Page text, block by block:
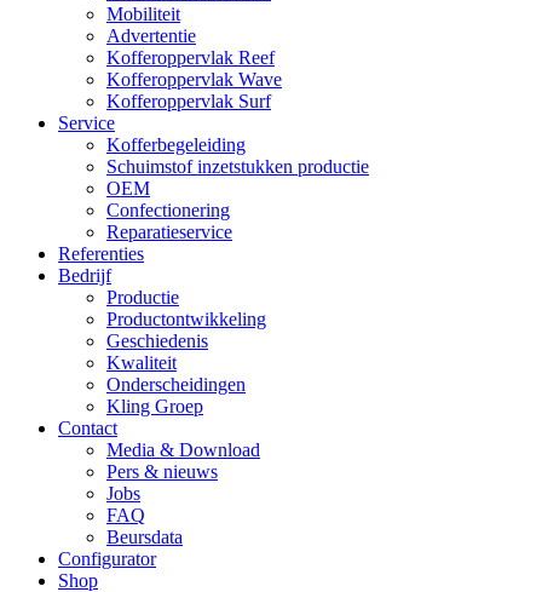
Mobiliteit
Advertentie
Kofferoppervlak Reef
Kofferoppervlak Wave
Kofferoppervlak Surf
Service
Kofferbegeleiding
Schuimstof inzetstukken productie
OEM
Confectionering
Reparatieservice
Referenties
Bedrijf
Productie
Productontwikkeling
Geschiedenis
Kwaliteit
Onderscheidingen
Kling Groep
Contact
Media & Download
Pers & nieuws
Jobs
FAQ
Beursdata
Configurator
Shop